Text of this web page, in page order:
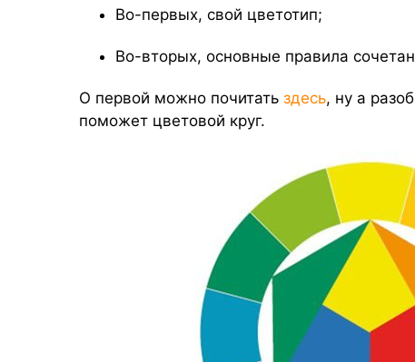
Во-первых, свой цветотип;
Во-вторых, основные правила
О первой можно почитать здесь, ну а
поможет цветовой круг.